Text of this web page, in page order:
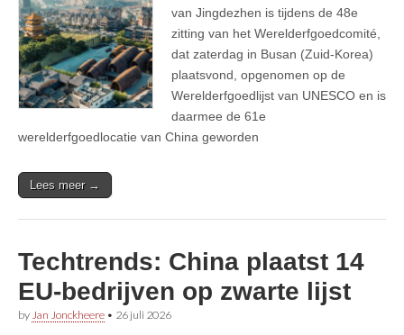
van Jingdezhen is tijdens de 48e
zitting van het Werelderfgoedcomité,
dat zaterdag in Busan (Zuid-Korea)
plaatsvond, opgenomen op de
Werelderfgoedlijst van UNESCO en is
daarmee de 61e
werelderfgoedlocatie van China geworden
Lees meer →
Techtrends: China plaatst 14
EU-bedrijven op zwarte lijst
by Jan Jonckheere • 26 juli 2026